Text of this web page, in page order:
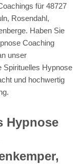
für 48727
Rosendahl,
Haben Sie
Coaching
unser
Spirituelles Hypnose
und hochwertig
Hypnose